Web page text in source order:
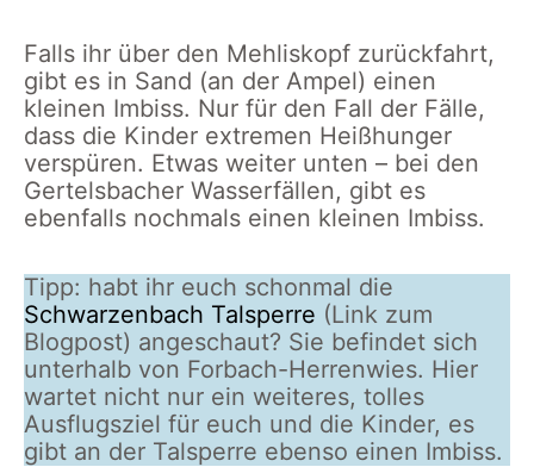
Falls ihr über den Mehliskopf zurückfahrt,
gibt es in Sand (an der Ampel) einen
kleinen Imbiss. Nur für den Fall der Fälle,
dass die Kinder extremen Heißhunger
verspüren. Etwas weiter unten – bei den
Gertelsbacher Wasserfällen, gibt es
ebenfalls nochmals einen kleinen Imbiss.
Tipp: habt ihr euch schonmal die
Schwarzenbach Talsperre (Link zum
Blogpost) angeschaut? Sie befindet sich
unterhalb von Forbach-Herrenwies. Hier
wartet nicht nur ein weiteres, tolles
Ausflugsziel für euch und die Kinder, es
gibt an der Talsperre ebenso einen Imbiss.